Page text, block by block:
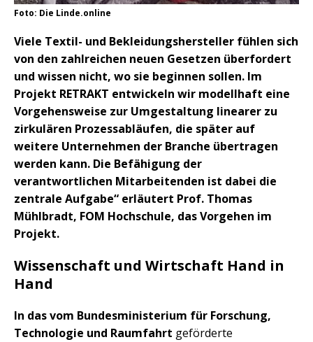
Foto: Die Linde.online
Viele Textil- und Bekleidungshersteller fühlen sich
von den zahlreichen neuen Gesetzen überfordert
und wissen nicht, wo sie beginnen sollen. Im
Projekt RETRAKT entwickeln wir modellhaft eine
Vorgehensweise zur Umgestaltung linearer zu
zirkulären Prozessabläufen, die später auf
weitere Unternehmen der Branche übertragen
werden kann. Die Befähigung der
verantwortlichen Mitarbeitenden ist dabei die
zentrale Aufgabe“ erläutert Prof. Thomas
Mühlbradt, FOM Hochschule, das Vorgehen im
Projekt.
Wissenschaft und Wirtschaft Hand in
Hand
In das vom Bundesministerium für Forschung,
Technologie und Raumfahrt geförderte